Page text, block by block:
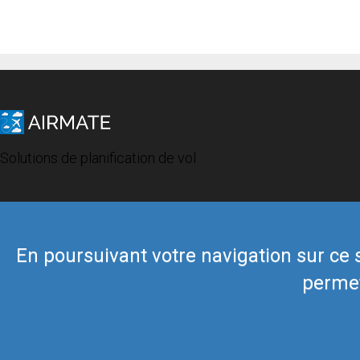
En poursuivant votre navigation sur ce
Solutions de planification de vol